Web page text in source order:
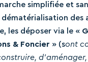
simplifiée et
dématérialisation des
les déposer via le «
& Foncier » (sont